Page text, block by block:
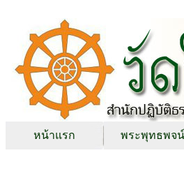
หน้าแรก พระพุทธพจน์